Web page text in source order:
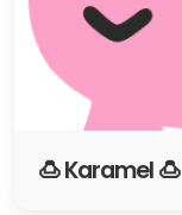
🍮 Karamel 🍮